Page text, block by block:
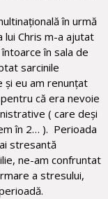
în urmă
lui Chris m-a ajutat
în sala de
sarcinile
și eu am renunțat
că era nevoie
( care deși
în 2… ). Perioada
stresantă
ne-am confruntat
a stresului,